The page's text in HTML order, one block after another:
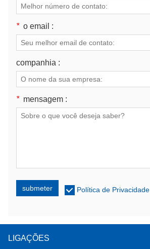
* o email :
companhia :
* mensagem :
submeter Política de Privacidade
LIGAÇÕES